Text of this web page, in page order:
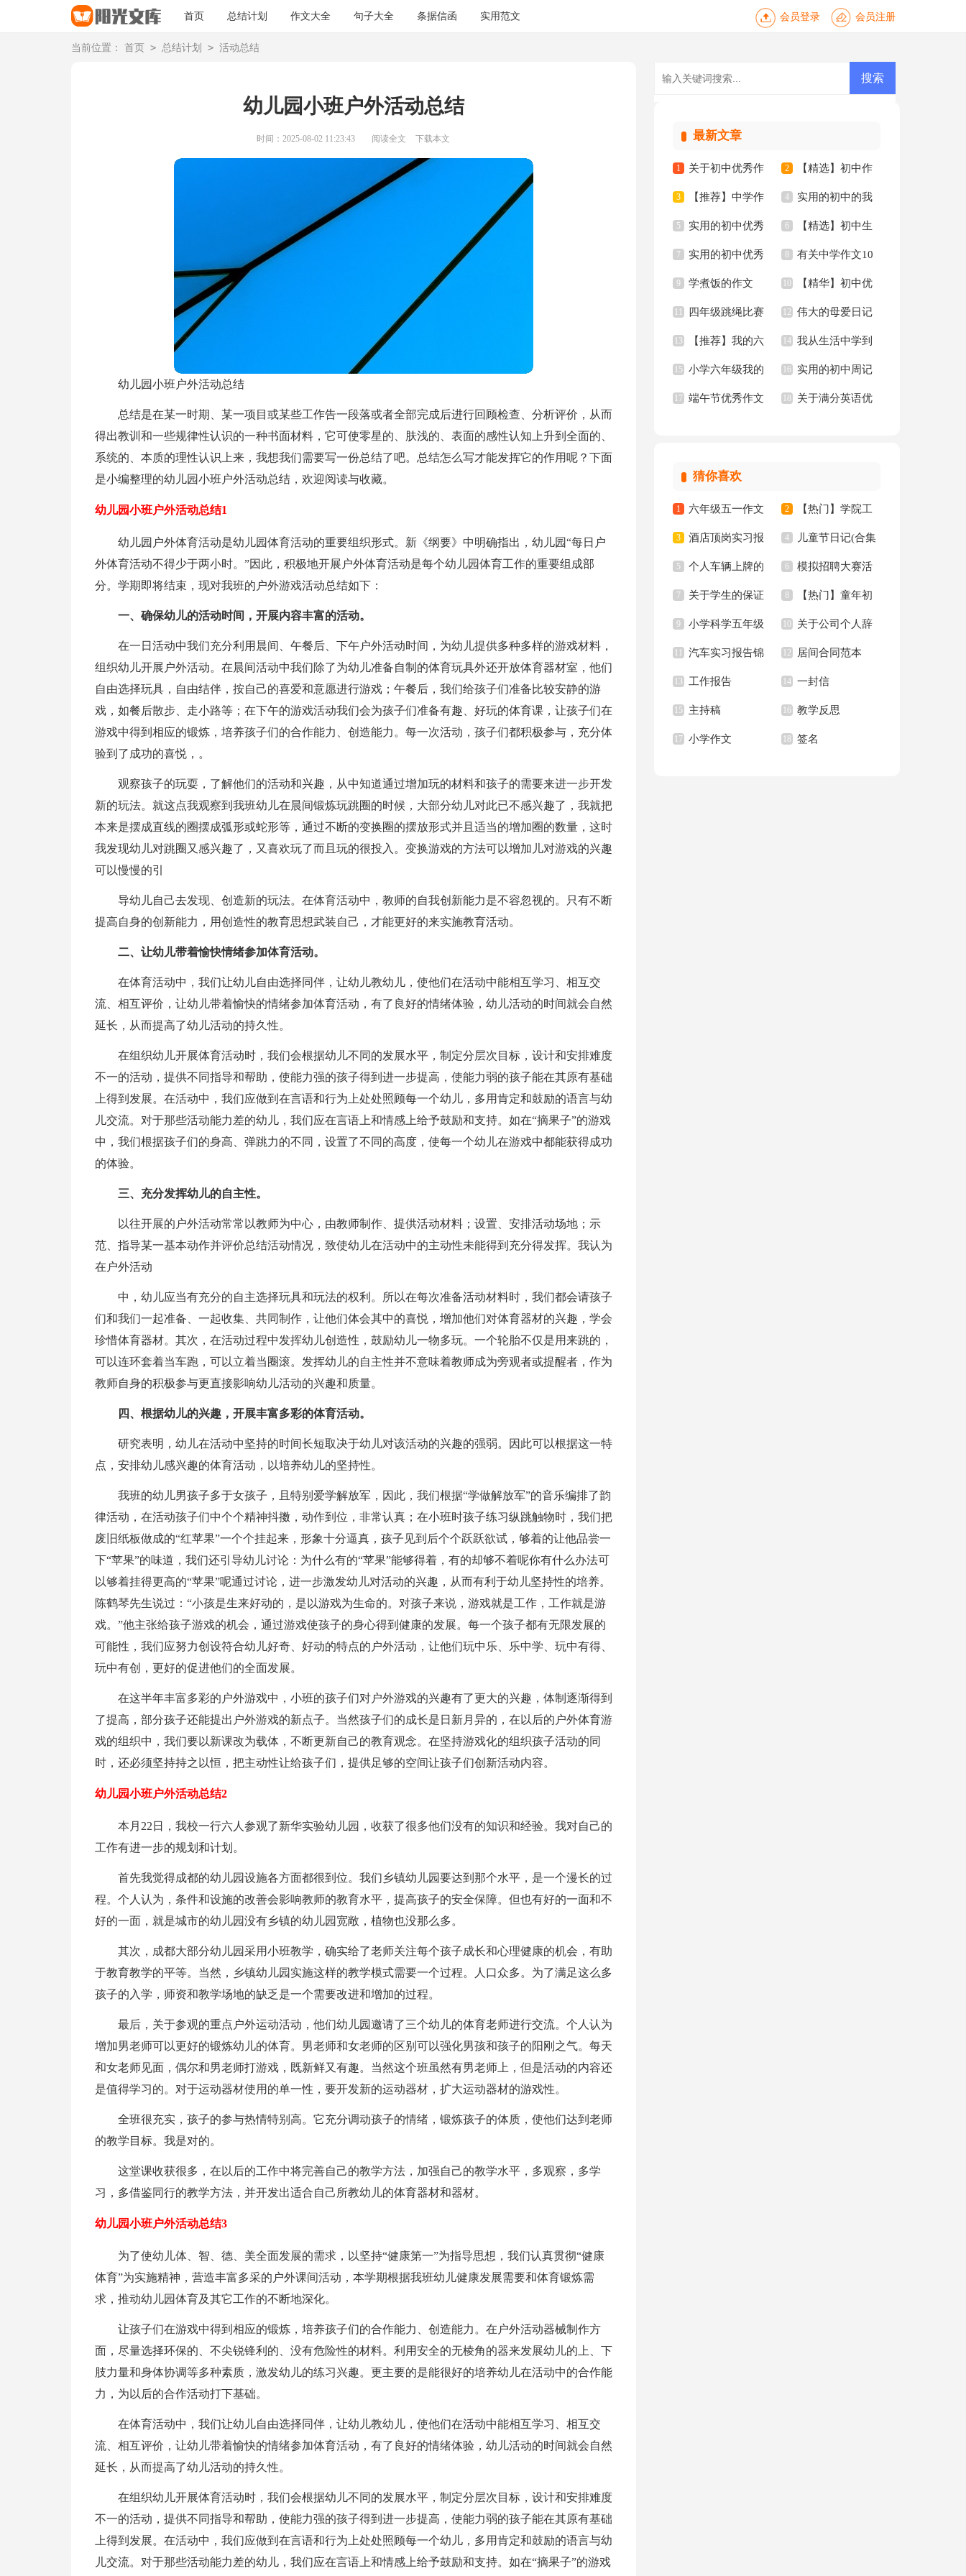
首页 总结计划 作文大全 句子大全 条据信函 实用范文 会员登录 会员注册
当前位置： 首页 > 总结计划 > 活动总结
幼儿园小班户外活动总结
时间：2025-08-02 11:23:43 阅读全文 下载本文
幼儿园小班户外活动总结
总结是在某一时期、某一项目或某些工作告一段落或者全部完成后进行回顾检查、分析评价，从而
得出教训和一些规律性认识的一种书面材料，它可使零星的、肤浅的、表面的感性认知上升到全面的、
系统的、本质的理性认识上来，我想我们需要写一份总结了吧。总结怎么写才能发挥它的作用呢？下面
是小编整理的幼儿园小班户外活动总结，欢迎阅读与收藏。
幼儿园小班户外活动总结1
幼儿园户外体育活动是幼儿园体育活动的重要组织形式。新《纲要》中明确指出，幼儿园“每日户
外体育活动不得少于两小时。”因此，积极地开展户外体育活动是每个幼儿园体育工作的重要组成部
分。学期即将结束，现对我班的户外游戏活动总结如下：
一、确保幼儿的活动时间，开展内容丰富的活动。
在一日活动中我们充分利用晨间、午餐后、下午户外活动时间，为幼儿提供多种多样的游戏材料，
组织幼儿开展户外活动。在晨间活动中我们除了为幼儿准备自制的体育玩具外还开放体育器材室，他们
自由选择玩具，自由结伴，按自己的喜爱和意愿进行游戏；午餐后，我们给孩子们准备比较安静的游
戏，如餐后散步、走小路等；在下午的游戏活动我们会为孩子们准备有趣、好玩的体育课，让孩子们在
游戏中得到相应的锻炼，培养孩子们的合作能力、创造能力。每一次活动，孩子们都积极参与，充分体
验到了成功的喜悦，。
观察孩子的玩耍，了解他们的活动和兴趣，从中知道通过增加玩的材料和孩子的需要来进一步开发
新的玩法。就这点我观察到我班幼儿在晨间锻炼玩跳圈的时候，大部分幼儿对此已不感兴趣了，我就把
本来是摆成直线的圈摆成弧形或蛇形等，通过不断的变换圈的摆放形式并且适当的增加圈的数量，这时
我发现幼儿对跳圈又感兴趣了，又喜欢玩了而且玩的很投入。变换游戏的方法可以增加儿对游戏的兴趣
可以慢慢的引
导幼儿自己去发现、创造新的玩法。在体育活动中，教师的自我创新能力是不容忽视的。只有不断
提高自身的创新能力，用创造性的教育思想武装自己，才能更好的来实施教育活动。
二、让幼儿带着愉快情绪参加体育活动。
在体育活动中，我们让幼儿自由选择同伴，让幼儿教幼儿，使他们在活动中能相互学习、相互交
流、相互评价，让幼儿带着愉快的情绪参加体育活动，有了良好的情绪体验，幼儿活动的时间就会自然
延长，从而提高了幼儿活动的持久性。
在组织幼儿开展体育活动时，我们会根据幼儿不同的发展水平，制定分层次目标，设计和安排难度
不一的活动， 提供不同指导和帮助，使能力强的孩子得到进一步提高，使能力弱的孩子能在其原有基础
上得到发展。在活动中，我们应做到在言语和行为上处处照顾每一个幼儿，多用肯定和鼓励的语言与幼
儿交流。对于那些活动能力差的幼儿，我们应在言语上和情感上给予鼓励和支持。如在“摘果子”的游戏
中，我们根据孩子们的身高、弹跳力的不同，设置了不同的高度，使每一个幼儿在游戏中都能获得成功
的体验。
三、充分发挥幼儿的自主性。
以往开展的户外活动常常以教师为中心，由教师制作、 提供活动材料；设置、安排活动场地；示
范、指导某一基本动作并评价总结活动情况，致使幼儿在活动中的主动性未能得到充分得发挥。我认为
在户外活动
中，幼儿应当有充分的自主选择玩具和玩法的权利。所以在每次准备活动材料时，我们都会请孩子
们和我们一起准备、一起收集、共同制作，让他们体会其中的喜悦，增加他们对体育器材的兴趣，学会
珍惜体育器材。其次，在活动过程中发挥幼儿创造性，鼓励幼儿一物多玩。一个轮胎不仅是用来跳的，
可以连环套着当车跑，可以立着当圈滚。发挥幼儿的自主性并不意味着教师成为旁观者或提醒者，作为
教师自身的积极参与更直接影响幼儿活动的兴趣和质量。
四、根据幼儿的兴趣，开展丰富多彩的体育活动。
研究表明，幼儿在活动中坚持的时间长短取决于幼儿对该活动的兴趣的强弱。因此可以根据这一特
点，安排幼儿感兴趣的体育活动，以培养幼儿的坚持性。
我班的幼儿男孩子多于女孩子，且特别爱学解放军，因此，我们根据“学做解放军”的音乐编排了韵
律活动，在活动孩子们中个个精神抖擞，动作到位，非常认真；在小班时孩子练习纵跳触物时，我们把
废旧纸板做成的“红苹果”一个个挂起来，形象十分逼真，孩子见到后个个跃跃欲试，够着的让他品尝一
下“苹果”的味道，我们还引导幼儿讨论：为什么有的“苹果”能够得着，有的却够不着呢你有什么办法可
以够着挂得更高的“苹果”呢通过讨论，进一步激发幼儿对活动的兴趣，从而有利于幼儿坚持性的培养。
陈鹤琴先生说过：“小孩是生来好动的，是以游戏为生命的。对孩子来说，游戏就是工作，工作就是游
戏。”他主张给孩子游戏的机会，通过游戏使孩子的身心得到健康的发展。每一个孩子都有无限发展的
可能性，我们应努力创设符合幼儿好奇、好动的特点的户外活动，让他们玩中乐、乐中学、玩中有得、
玩中有创，更好的促进他们的全面发展。
在这半年丰富多彩的户外游戏中，小班的孩子们对户外游戏的兴趣有了更大的兴趣，体制逐渐得到
了提高，部分孩子还能提出户外游戏的新点子。当然孩子们的成长是日新月异的，在以后的户外体育游
戏的组织中，我们要以新课改为载体，不断更新自己的教育观念。在坚持游戏化的组织孩子活动的同
时，还必须坚持持之以恒，把主动性让给孩子们， 提供足够的空间让孩子们创新活动内容。
幼儿园小班户外活动总结2
本月22日，我校一行六人参观了新华实验幼儿园，收获了很多他们没有的知识和经验。我对自己的
工作有进一步的规划和计划。
首先我觉得成都的幼儿园设施各方面都很到位。我们乡镇幼儿园要达到那个水平，是一个漫长的过
程。个人认为，条件和设施的改善会影响教师的教育水平，提高孩子的安全保障。但也有好的一面和不
好的一面，就是城市的幼儿园没有乡镇的幼儿园宽敞，植物也没那么多。
其次，成都大部分幼儿园采用小班教学，确实给了老师关注每个孩子成长和心理健康的机会，有助
于教育教学的平等。当然，乡镇幼儿园实施这样的教学模式需要一个过程。人口众多。为了满足这么多
孩子的入学，师资和教学场地的缺乏是一个需要改进和增加的过程。
最后，关于参观的重点户外运动活动，他们幼儿园邀请了三个幼儿的体育老师进行交流。个人认为
增加男老师可以更好的锻炼幼儿的体育。男老师和女老师的区别可以强化男孩和孩子的阳刚之气。每天
和女老师见面，偶尔和男老师打游戏，既新鲜又有趣。当然这个班虽然有男老师上，但是活动的内容还
是值得学习的。对于运动器材使用的单一性，要开发新的运动器材，扩大运动器材的游戏性。
全班很充实，孩子的参与热情特别高。它充分调动孩子的情绪，锻炼孩子的体质，使他们达到老师
的教学目标。我是对的。
这堂课收获很多，在以后的工作中将完善自己的教学方法，加强自己的教学水平，多观察，多学
习，多借鉴同行的教学方法，并开发出适合自己所教幼儿的体育器材和器材。
幼儿园小班户外活动总结3
为了使幼儿体、智、德、美全面发展的需求，以坚持“健康第一”为指导思想，我们认真贯彻“健康
体育”为实施精神，营造丰富多采的户外课间活动，本学期根据我班幼儿健康发展需要和体育锻炼需
求，推动幼儿园体育及其它工作的不断地深化。
让孩子们在游戏中得到相应的锻炼，培养孩子们的合作能力、创造能力。在户外活动器械制作方
面，尽量选择环保的、不尖锐锋利的、没有危险性的材料。利用安全的无棱角的器来发展幼儿的上、下
肢力量和身体协调等多种素质，激发幼儿的练习兴趣。更主要的是能很好的培养幼儿在活动中的合作能
力，为以后的合作活动打下基础。
在体育活动中，我们让幼儿自由选择同伴，让幼儿教幼儿，使他们在活动中能相互学习、相互交
流、相互评价，让幼儿带着愉快的情绪参加体育活动，有了良好的情绪体验，幼儿活动的时间就会自然
延长，从而提高了幼儿活动的持久性。
在组织幼儿开展体育活动时，我们会根据幼儿不同的发展水平，制定分层次目标，设计和安排难度
不一的活动， 提供不同指导和帮助，使能力强的孩子得到进一步提高，使能力弱的孩子能在其原有基础
上得到发展。在活动中，我们应做到在言语和行为上处处照顾每一个幼儿，多用肯定和鼓励的语言与幼
儿交流。对于那些活动能力差的幼儿，我们应在言语上和情感上给予鼓励和支持。如在“摘果子”的游戏
最新文章
1 关于初中优秀作
文4篇
2 【精选】初中作
文集合八篇
3 【推荐】中学作
文300字九篇
4 实用的初中的我
作文3篇
5 实用的初中优秀
作文6篇
6 【精选】初中生
作文集合8篇
7 实用的初中优秀
作文10篇
8 有关中学作文10
篇
9 学煮饭的作文 10 【精华】初中优
秀作文10篇
11 四年级跳绳比赛
作文合集10篇
12 伟大的母爱日记
13 【推荐】我的六
年级小学作文汇编6
篇
14 我从生活中学到
了语文作文15篇
15 小学六年级我的
同桌作文
16 实用的初中周记
汇总五篇
17 端午节优秀作文 18 关于满分英语优
猜你喜欢
1 六年级五一作文
300字集锦7篇
2 【热门】学院工
作计划四篇
3 酒店顶岗实习报
告十篇
4 儿童节日记(合集
15篇)
5 个人车辆上牌的
委托书
6 模拟招聘大赛活
动总结
7 关于学生的保证
书汇总八篇
8 【热门】童年初
中作文300字集锦十
篇
9 小学科学五年级
上册教学计划
10 关于公司个人辞
职报告汇总6篇
11 汽车实习报告锦
集八篇
12 居间合同范本
13 工作报告 14 一封信
15 主持稿 16 教学反思
17 小学作文 18 签名